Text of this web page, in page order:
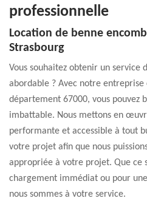
professionnelle
Location de benne
Strasbourg
Vous souhaitez obtenir un service
abordable ? Avec notre
département 67000, vous pouvez
imbattable. Nous mettons en
performante et accessible à tout
votre projet afin que nous
appropriée à votre projet. Que ce
chargement immédiat ou pour
nous sommes à votre service.